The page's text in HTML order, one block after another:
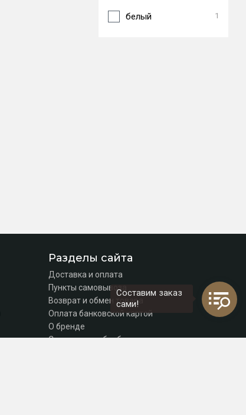
белый 1
Разделы сайта
Доставка и оплата
Пункты самовывоза
Возврат и обмен товара
Оплата банковской картой
О бренде
Согласие на обработку персональных данных
Составим заказ
сами!